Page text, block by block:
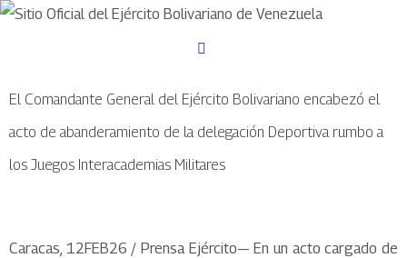
El Comandante General del Ejército Bolivariano encabezó el
acto de abanderamiento de la delegación Deportiva rumbo a
los Juegos Interacademias Militares
Caracas, 12FEB26 / Prensa Ejército— En un acto cargado de